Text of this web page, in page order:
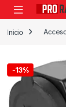
Inicio
-13%